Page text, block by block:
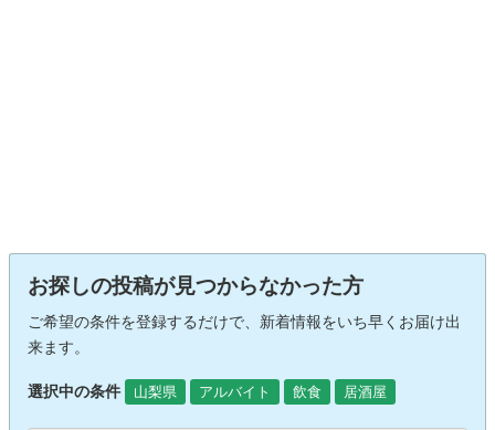
お探しの投稿が見つからなかった方
ご希望の条件を登録するだけで、新着情報をいち早くお届け出
来ます。
選択中の条件 山梨県 アルバイト 飲食 居酒屋